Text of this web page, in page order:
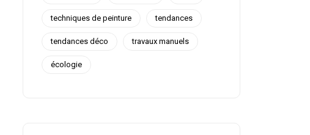
techniques de peinture tendances
tendances déco travaux manuels
écologie